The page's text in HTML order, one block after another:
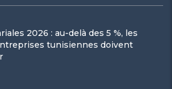
2026 : au-delà des 5 %, les
tunisiennes doivent